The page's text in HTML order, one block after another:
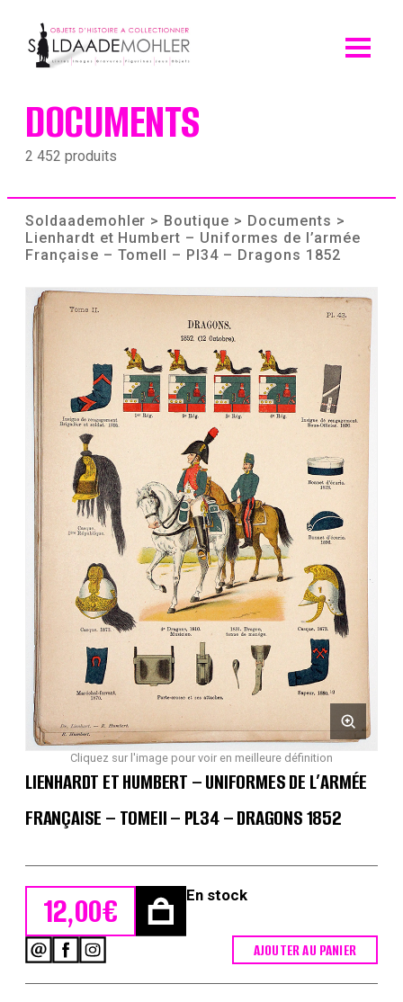
content
DOCUMENTS
2 452 produits
Soldaademohler > Boutique > Documents >
Lienhardt et Humbert – Uniformes de l’armée
Française – TomeII – Pl34 – Dragons 1852
Cliquez sur l'image pour voir en meilleure définition
LIENHARDT ET HUMBERT – UNIFORMES DE L’ARMÉE
FRANÇAISE – TOMEII – PL34 – DRAGONS 1852
12,00€ En stock
AJOUTER AU PANIER